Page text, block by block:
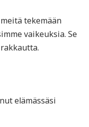
tekemään
vaikeuksia. Se
elämässäsi